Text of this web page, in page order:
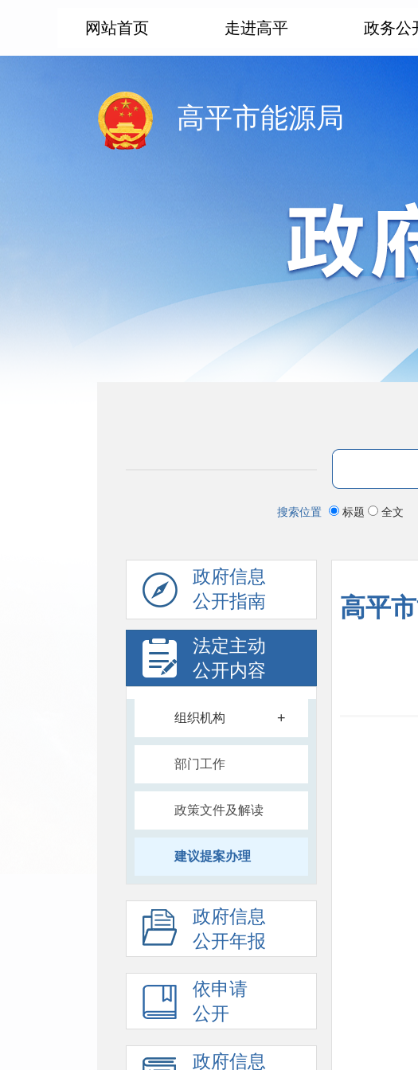
网站首页 走进高平 政务公
高平市能源局
搜索位置 标题 全文
政府信息
公开指南
法定主动
公开内容
组织机构 +
部门工作
政策文件及解读
建议提案办理
政府信息
公开年报
依申请
公开
政府信息
高平